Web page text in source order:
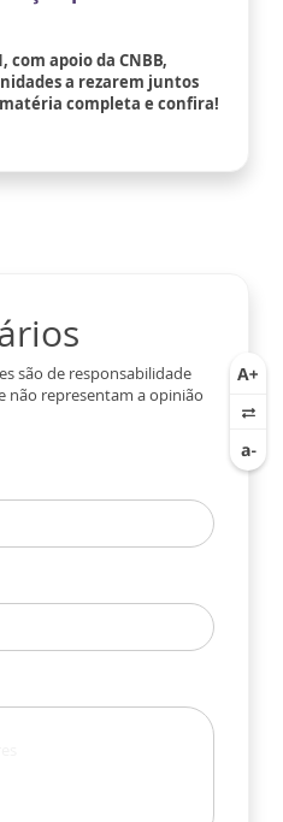
com apoio da CNBB,
a rezarem juntos
completa e confira!
são de responsabilidade
não representam a opinião